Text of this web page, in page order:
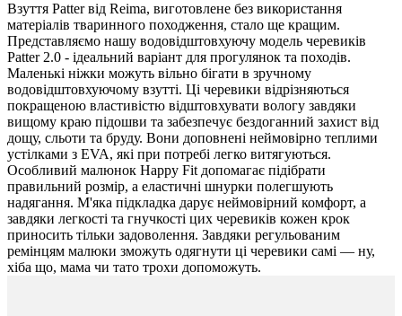
Взуття Patter від Reima, виготовлене без використання
матеріалів тваринного походження, стало ще кращим.
Представляємо нашу водовідштовхуючу модель черевиків
Patter 2.0 - ідеальний варіант для прогулянок та походів.
Маленькі ніжки можуть вільно бігати в зручному
водовідштовхуючому взутті. Ці черевики відрізняються
покращеною властивістю відштовхувати вологу завдяки
вищому краю підошви та забезпечує бездоганний захист від
дощу, сльоти та бруду. Вони доповнені неймовірно теплими
устілками з EVA, які при потребі легко витягуються.
Особливий малюнок Happy Fit допомагає підібрати
правильний розмір, а еластичні шнурки полегшують
надягання. М'яка підкладка дарує неймовірний комфорт, а
завдяки легкості та гнучкості цих черевиків кожен крок
приносить тільки задоволення. Завдяки регульованим
ремінцям малюки зможуть одягнути ці черевики самі — ну,
хіба що, мама чи тато трохи допоможуть.